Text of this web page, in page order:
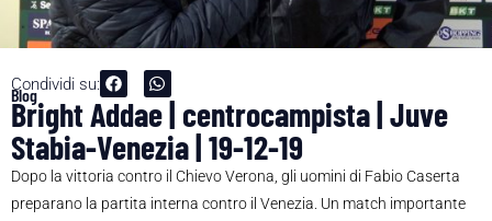
Condividi su:
Blog
Bright Addae | centrocampista | Juve
Stabia-Venezia | 19-12-19
Dopo la vittoria contro il Chievo Verona, gli uomini di Fabio Caserta
preparano la partita interna contro il Venezia. Un match importante